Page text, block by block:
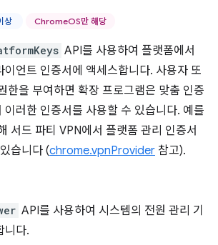
상 ChromeOS만 해당
API를 사용하여 플랫폼에서
이언트 인증서에 액세스합니다. 사용자 또
한을 부여하면 확장 프로그램은 맞춤 인증
이러한 인증서를 사용할 수 있습니다. 예를
서드 파티 VPN에서 플랫폼 관리 인증서
습니다 (chrome.vpnProvider 참고).
API를 사용하여 시스템의 전원 관리 기
니다.